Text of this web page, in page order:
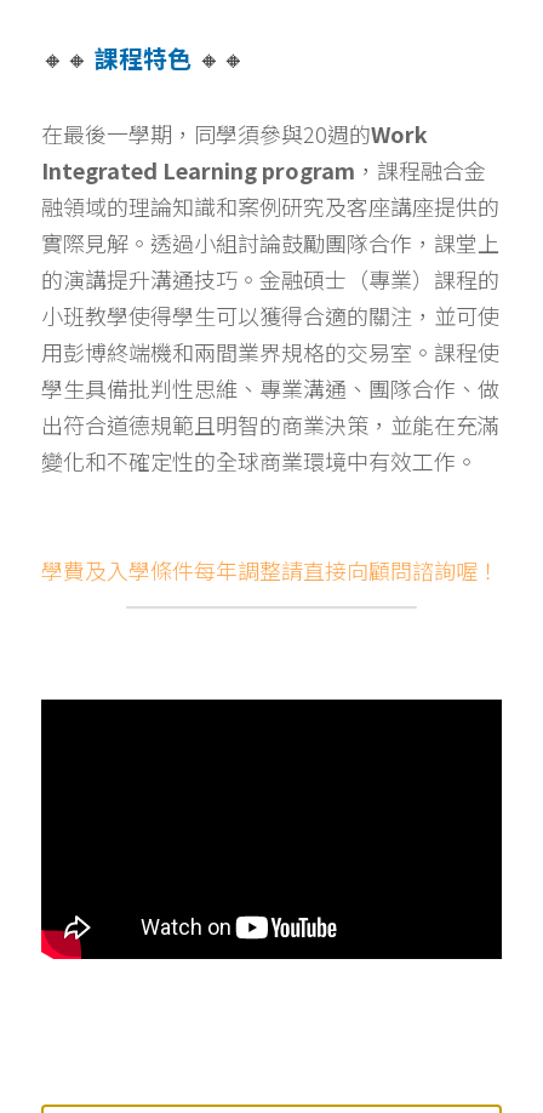
🔸🔸 課程特色 🔸🔸
在最後一學期，同學須參與20週的Work
Integrated Learning program ，課程融合金
融領域的理論知識和案例研究及客座講座提供的
實際見解。透過小組討論鼓勵團隊合作，課堂上
的演講提升溝通技巧。金融碩士（專業）課程的
小班教學使得學生可以獲得合適的關注，並可使
用彭博終端機和兩間業界規格的交易室。課程使
學生具備批判性思維、專業溝通、團隊合作、做
出符合道德規範且明智的商業決策，並能在充滿
變化和不確定性的全球商業環境中有效工作。